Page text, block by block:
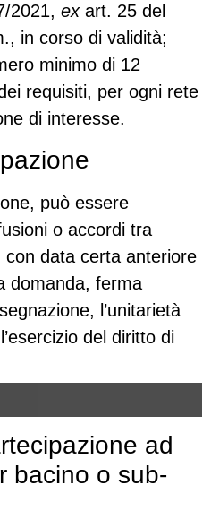
2021, exart. 25 del
in corso di validità;
minimo di 12
requisiti, per ogni rete
di interesse.
può essere
o accordi tra
data certa anteriore
domanda, ferma
l’unitarietà
del diritto di
ad
bacino o sub-